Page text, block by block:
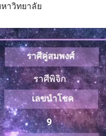
าวิทยาลัย